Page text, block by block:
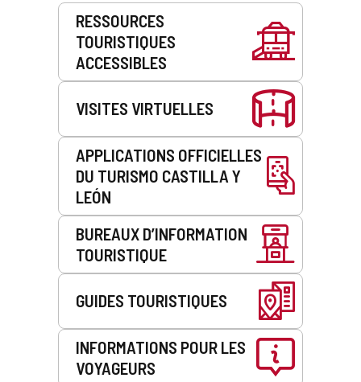
Prestations
RESSOURCES
TOURISTIQUES
ACCESSIBLES
VISITES VIRTUELLES
APPLICATIONS OFFICIELLES
DU TURISMO CASTILLA Y
LEÓN
BUREAUX D’INFORMATION
TOURISTIQUE
GUIDES TOURISTIQUES
INFORMATIONS POUR LES
VOYAGEURS